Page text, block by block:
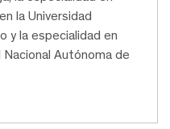
la Universidad
y la especialidad en
Nacional Autónoma de